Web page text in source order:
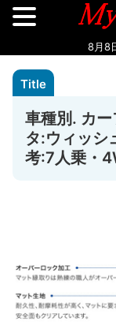
車種別. カ
タ:ウィッ
考:7人乗・